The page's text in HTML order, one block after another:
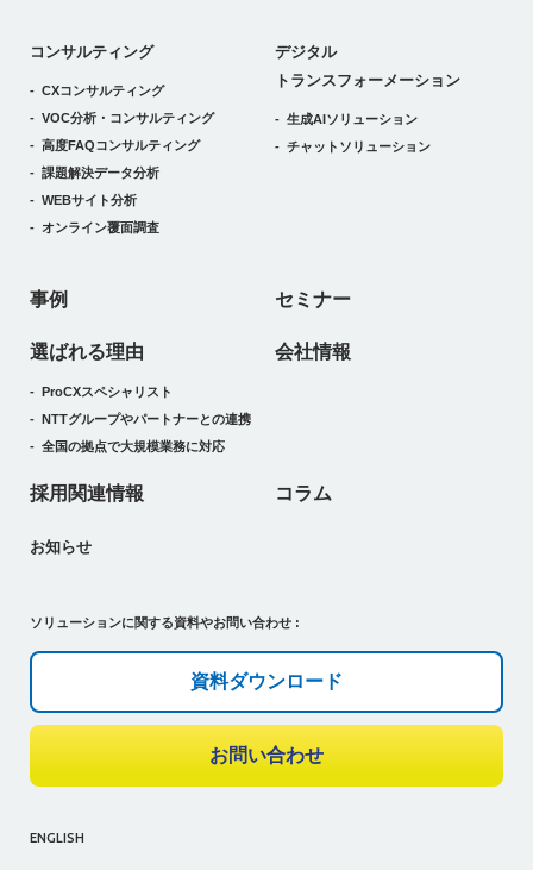
コンサルティング
CXコンサルティング
VOC分析・コンサルティング
高度FAQコンサルティング
課題解決データ分析
WEBサイト分析
オンライン覆面調査
デジタルトランスフォーメーション
デジタル
トランスフォーメーション
生成AIソリューション
チャットソリューション
事例 セミナー
選ばれる理由
ProCXスペシャリスト
NTTグループやパートナーとの連携
全国の拠点で大規模業務に対応
会社情報
採用関連情報 コラム
お知らせ
ソリューションに関する資料やお問い合わせ :
資料ダウンロード
お問い合わせ
ENGLISH